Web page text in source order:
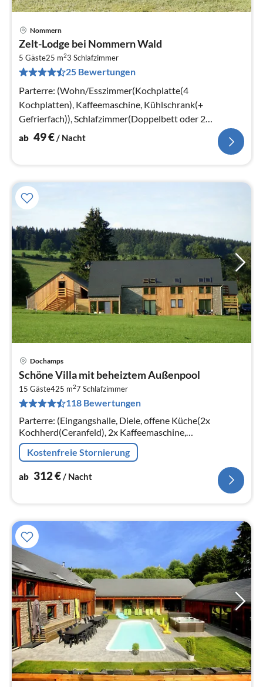
Nommern
Zelt-Lodge bei Nommern Wald
5 Gäste25 m23 Schlafzimmer
25 Bewertungen
Parterre: (Wohn/Esszimmer(Kochplatte(4
Kochplatten), Kaffeemaschine, Kühlschrank(+
Gefrierfach)), Schlafzimmer(Doppelbett oder 2
Einzelbetten)
ab 49€/ Nacht
Dochamps
Schöne Villa mit beheiztem Außenpool
15 Gäste425 m27 Schlafzimmer
118 Bewertungen
Parterre: (Eingangshalle, Diele, offene Küche(2x
Kochherd(Ceranfeld), 2x Kaffeemaschine,
Backofen(Grillofen), 2x Mikrowelle, 2x Spülmaschine, 2x
Kühl-/Gefrierkombination)
Kostenfreie Stornierung
ab 312€/ Nacht